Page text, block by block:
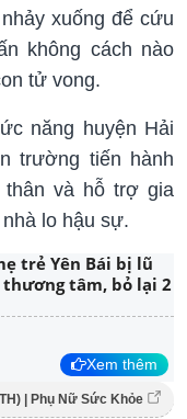
xuống để cứu
không cách nào
tử vong.
năng huyện Hải
trường tiến hành
thân và hỗ trợ gia
lo hậu sự.
trẻ Yên Bái bị lũ
tâm, bỏ lại 2
Xem thêm
| Phụ Nữ Sức Khỏe